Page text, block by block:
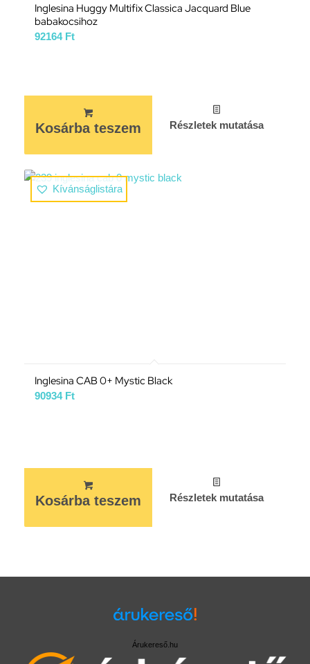
Inglesina Huggy Multifix Classica Jacquard Blue
babakocsihoz
92164 Ft
Kosárba teszem Részletek mutatása
Kívánságlistára
Inglesina CAB 0+ Mystic Black
90934 Ft
Kosárba teszem Részletek mutatása
Árukereső.hu